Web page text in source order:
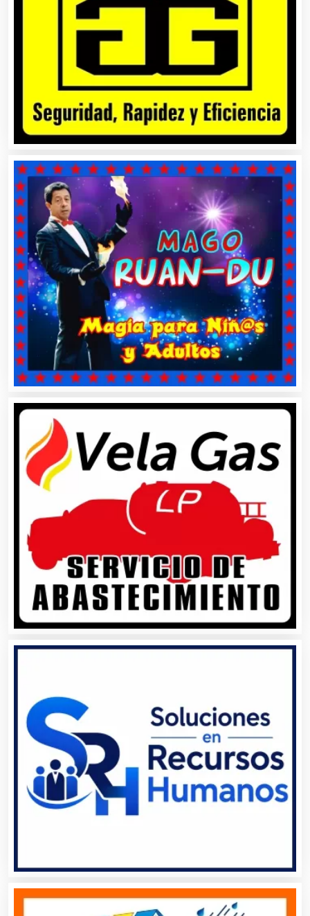
Artesanías
Artículos de Oficina
Artículos de Piel
Artículos Deportivos
Artículos Importados
Artículos para el Hogar
Artículos para Regalos
Artículos Personales
Artículos Publicitarios
Aseguradoras
Asesores Técnicos
Asesoría Fiscal
Asociaciones Civiles
Asociaciones Empresariales
Audio, Sonido e Iluminación
Audios para Eventos